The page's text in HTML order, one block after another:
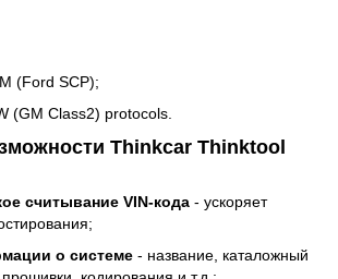
(Ford SCP);
(GM Class2) protocols.
Thinkcar Thinktool
считывание VIN-кода - ускоряет
о системе - название, каталожный